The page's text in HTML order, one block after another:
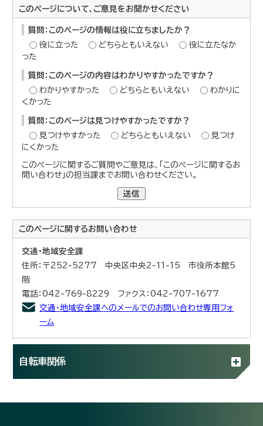
このページについて、ご意見をお聞かせください
質問：このページの情報は役に立ちましたか？
役に立った
どちらともいえない
役に立たなか
った
質問：このページの内容はわかりやすかったですか？
わかりやすかった
どちらともいえない
わかりに
くかった
質問：このページは見つけやすかったですか？
見つけやすかった
どちらともいえない
見つけ
にくかった
このページに関するご質問やご意見は、「このページに関するお
問い合わせ」の担当課までお問い合わせください。
送信
このページに関するお問い合わせ
交通・地域安全課
住所：〒252-5277 中央区中央2-11-15 市役所本館5
階
電話：042-769-8229 ファクス：042-707-1677
交通・地域安全課へのメールでのお問い合わせ専用フォ
ーム
自転車関係